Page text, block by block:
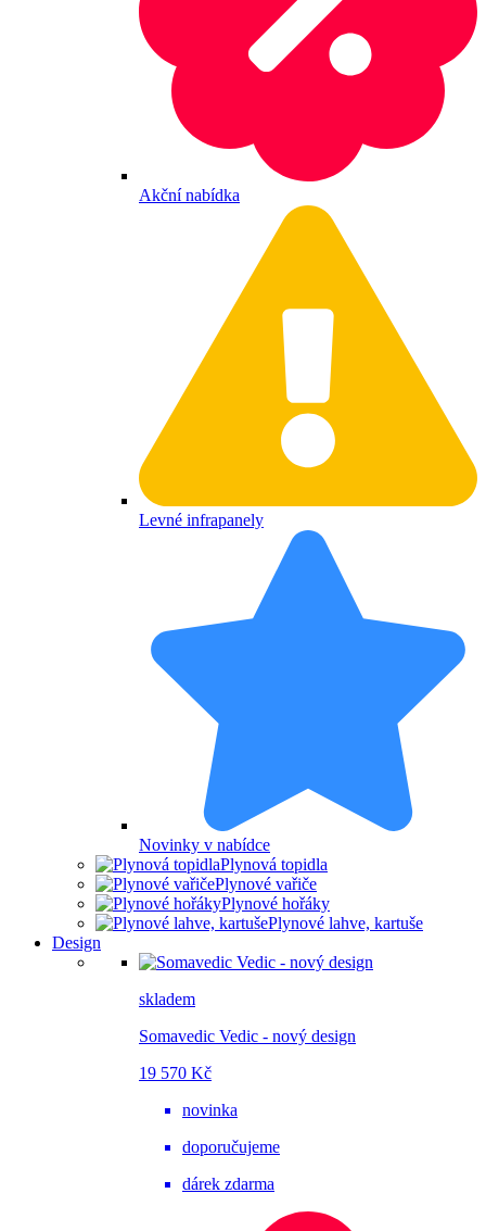
Akční nabídka
Levné infrapanely
Novinky v nabídce
Plynová topidla
Plynové vařiče
Plynové hořáky
Plynové lahve, kartuše
Design
skladem
Somavedic Vedic - nový design
19 570 Kč
novinka
doporučujeme
dárek zdarma